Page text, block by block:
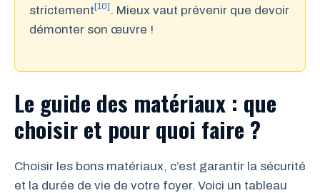
strictement[10] . Mieux vaut prévenir que devoir
démonter son œuvre !
Le guide des matériaux : que
choisir et pour quoi faire ?
Choisir les bons matériaux, c’est garantir la sécurité
et la durée de vie de votre foyer. Voici un tableau